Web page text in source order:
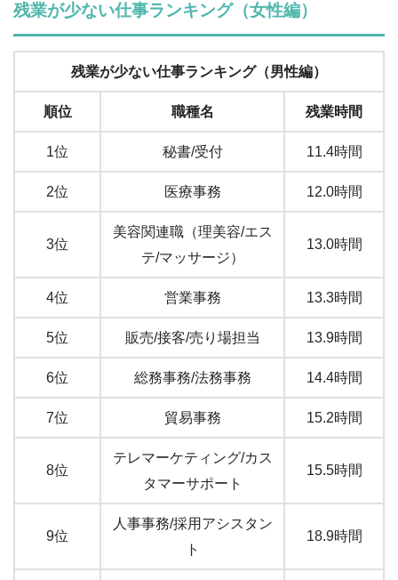
残業が少ない仕事ランキング（女性編）
残業が少ない仕事ランキング（男性編）
順位 職種名 残業時間
1位 秘書/受付 11.4時間
2位 医療事務 12.0時間
3位
美容関連職（理美容/エス
テ/マッサージ）
13.0時間
4位 営業事務 13.3時間
5位 販売/接客/売り場担当 13.9時間
6位 総務事務/法務事務 14.4時間
7位 貿易事務 15.2時間
8位
テレマーケティング/カス
タマーサポート
15.5時間
9位
人事事務/採用アシスタン
ト
18.9時間